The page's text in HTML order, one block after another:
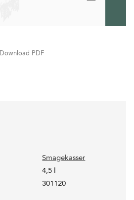
Download PDF
Smagekasser
4,5 l
301120